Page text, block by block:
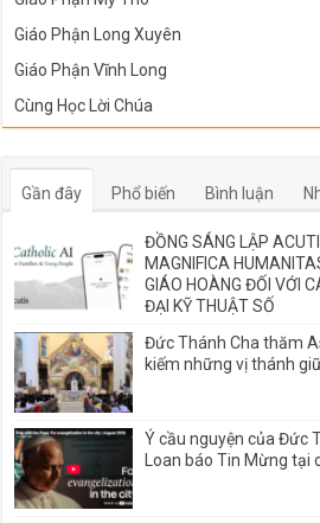
Giáo Phận Long Xuyên
Giáo Phận Vĩnh Long
Cùng Học Lời Chúa
Gần đây Phổ biến Bình luận
ĐỒNG SÁNG LẬP
MAGNIFICA
GIÁO HOÀNG ĐỐI VỚI
ĐẠI KỸ THUẬT SỐ
Đức Thánh Cha thăm
kiếm những vị thánh
Ý cầu nguyện của Đức
Loan báo Tin Mừng tại